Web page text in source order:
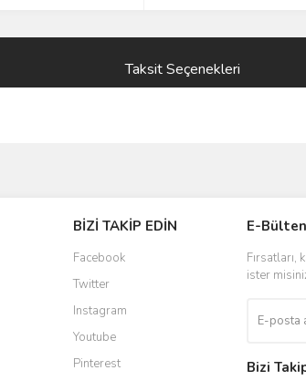
Taksit Seçenekleri
BİZİ TAKİP EDİN
Facebook
Twitter
Instagram
Youtube
Pinterest
E-
ister
Bizi